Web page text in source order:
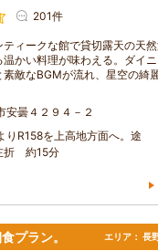
201件
ィークな館で貸切露天の天
温かい料理が味わえる。ダイ
敵なBGMが流れ、星空の綺
安曇４２９４－２
りR158を上高地方面へ。途
折 約15分
プラン。 エリア： 長